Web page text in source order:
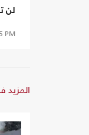
لن
PM